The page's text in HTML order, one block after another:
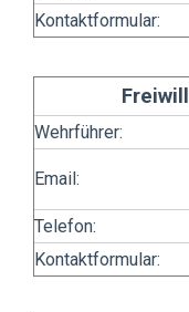
Kontaktformular:
Wehrführer:
Email:
Telefon:
Kontaktformular: